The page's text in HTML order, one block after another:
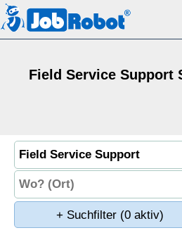
Field Service Support
+ Suchfilter (0 aktiv)